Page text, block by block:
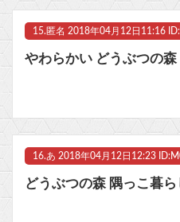
15. 匿名 2018年04月12日11:16
やわらかい どうぶつの森
16.あ 2018年04月12日12:23
どうぶつの森 隅っこ暮ら